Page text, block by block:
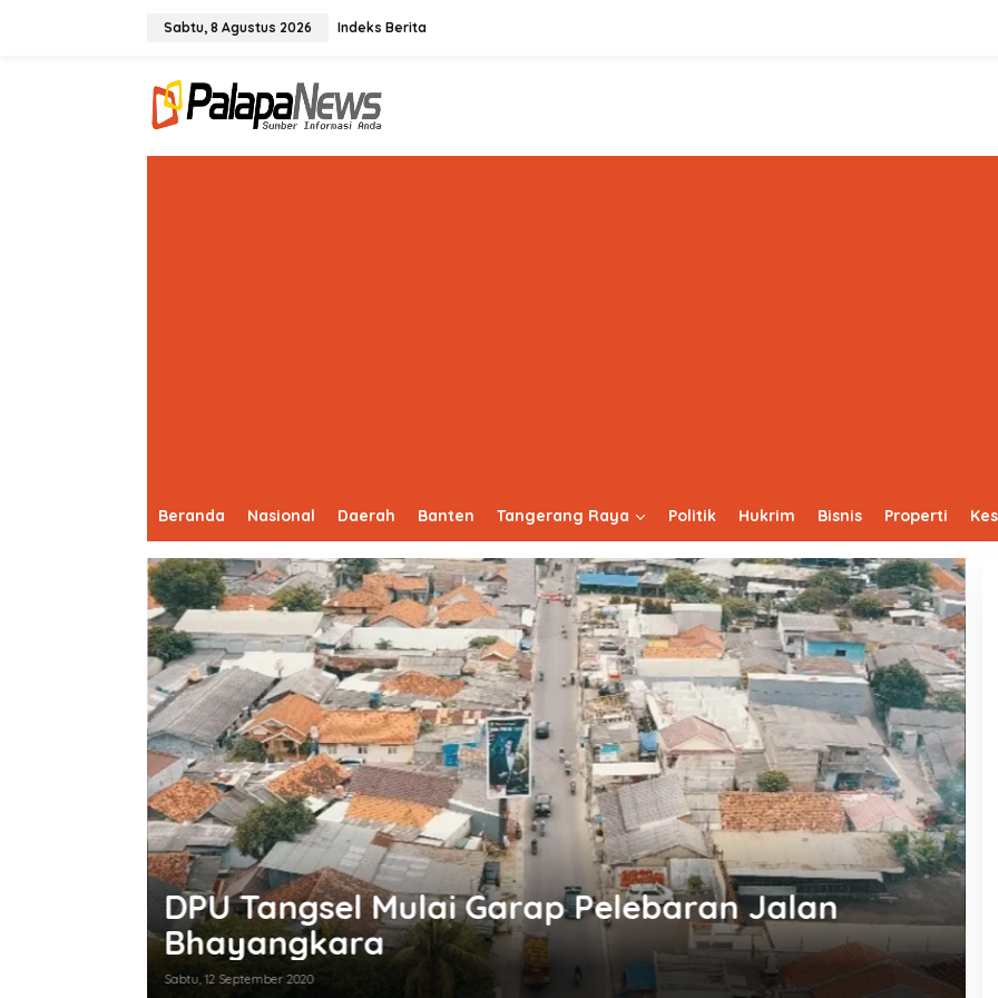
Sabtu, 8 Agustus 2026 Indeks Berita
Beranda Nasional Daerah Banten Tangerang Raya Politik Hukrim Bisnis Properti
5 Lokasi Wisata di Tangsel Ditutup Terkait
Corona
Rabu, 18 Maret 2020